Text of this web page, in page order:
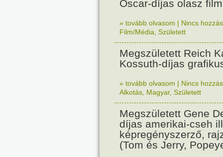
Oscar-díjas olasz
» tovább olvasom | Nincs
Film/Média Született
Megszületett Reich
Kossuth-díjas
» tovább olvasom | Nincs
Alkotás Magyar, Született
Megszületett Gene
díjas amerikai-cseh
képregényszerző,
(Tom és Jerry,